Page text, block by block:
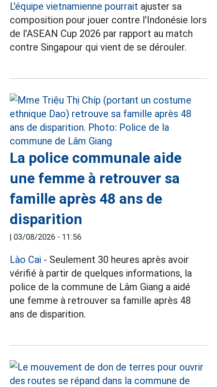
L'équipe vietnamienne pourrait ajuster sa
composition pour jouer contre l'Indonésie lors
de l'ASEAN Cup 2026 par rapport au match
contre Singapour qui vient de se dérouler.
La police communale aide
une femme à retrouver sa
famille après 48 ans de
disparition
| 03/08/2026 - 11:56
Lào Cai - Seulement 30 heures après avoir
vérifié à partir de quelques informations, la
police de la commune de Lâm Giang a aidé
une femme à retrouver sa famille après 48
ans de disparition.